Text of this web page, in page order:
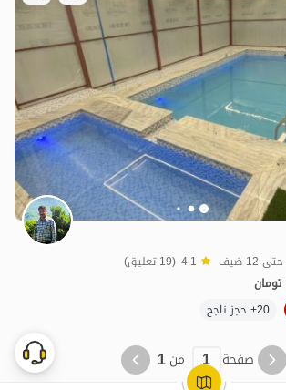
4.1 (19 تعليق)
تومان
20+ حجز ناجح
صفحة 1 من1